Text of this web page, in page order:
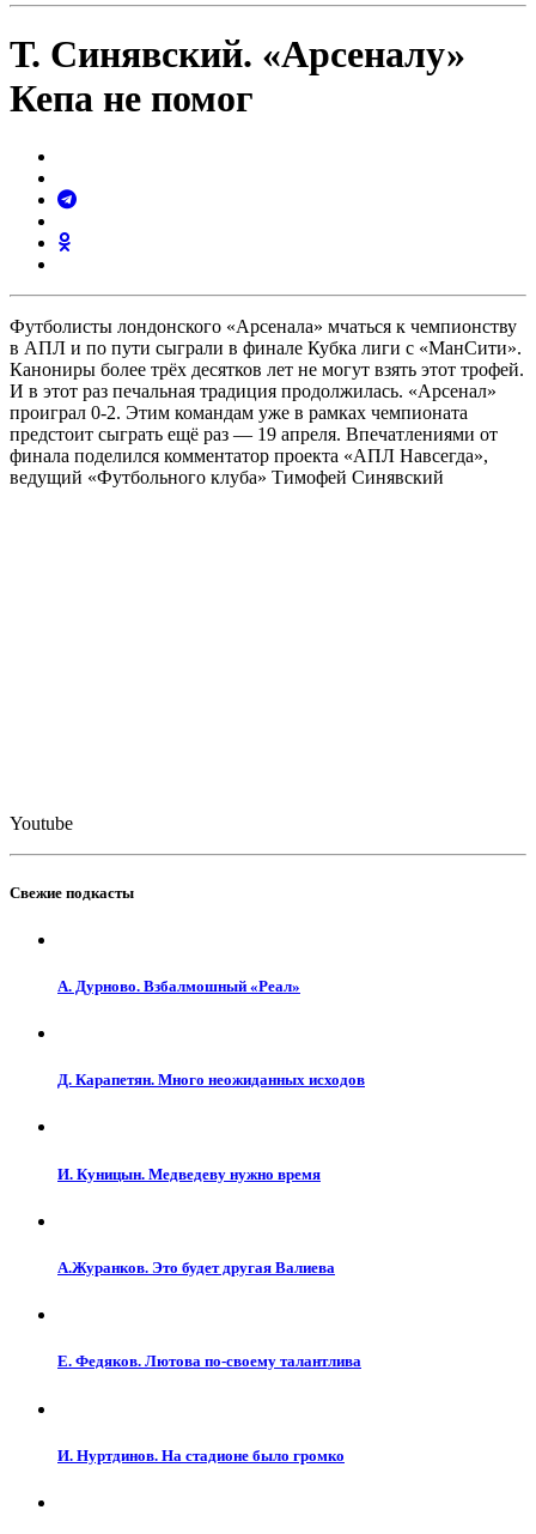
Т. Синявский. «Арсеналу»
Кепа не помог
Футболисты лондонского «Арсенала» мчаться к чемпионству
в АПЛ и по пути сыграли в финале Кубка лиги с «МанСити».
Канониры более трёх десятков лет не могут взять этот трофей.
И в этот раз печальная традиция продолжилась. «Арсенал»
проиграл 0-2. Этим командам уже в рамках чемпионата
предстоит сыграть ещё раз — 19 апреля. Впечатлениями от
финала поделился комментатор проекта «АПЛ Навсегда»,
ведущий «Футбольного клуба» Тимофей Синявский
Youtube
Свежие подкасты
А. Дурново. Взбалмошный «Реал»
Д. Карапетян. Много неожиданных исходов
И. Куницын. Медведеву нужно время
А.Журанков. Это будет другая Валиева
Е. Федяков. Лютова по-своему талантлива
И. Нуртдинов. На стадионе было громко